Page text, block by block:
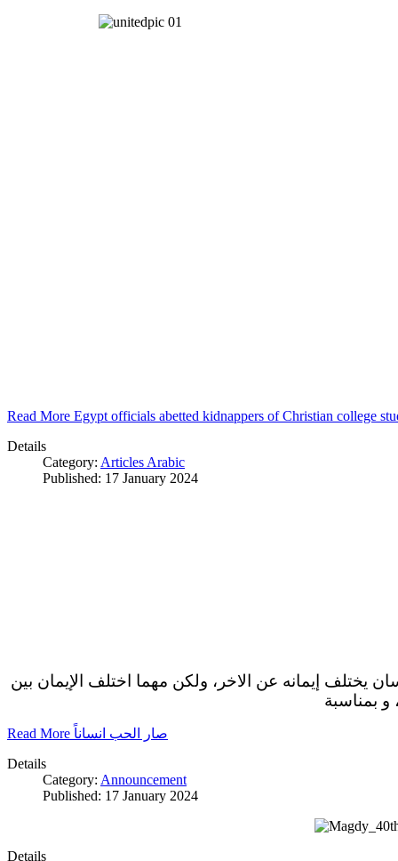
Read More Egypt officials abetted kidnappers of Christian college
Details
Category: Articles Arabic
Published: 17 January 2024
يختلف إيمانه عن الاخر، ولكن مهما اختلف الإيمان بين
و بمناسبة
Read More صار الحب انساناً
Details
Category: Announcement
Published: 17 January 2024
Details